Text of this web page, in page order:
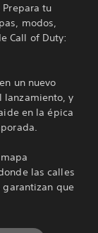
tu
modos,
Call of Duty:
un nuevo
lanzamiento, y
en la épica
las calles
garantizan que